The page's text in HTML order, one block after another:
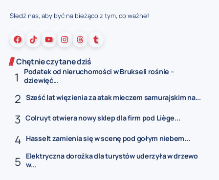
Śledź nas, aby być na bieżąco z tym, co ważne!
Chętnie czytane dziś
Podatek od nieruchomości w Brukseli rośnie –
dziewięć...
Sześć lat więzienia za atak mieczem samurajskim na...
Colruyt otwiera nowy sklep dla firm pod Liège...
Hasselt zamienia się w scenę pod gołym niebem...
Elektryczna dorożka dla turystów uderzyła w drzewo
w...